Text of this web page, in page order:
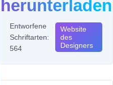
herunterladen
Entworfene
Schriftarten:
564
Website
des
Designers